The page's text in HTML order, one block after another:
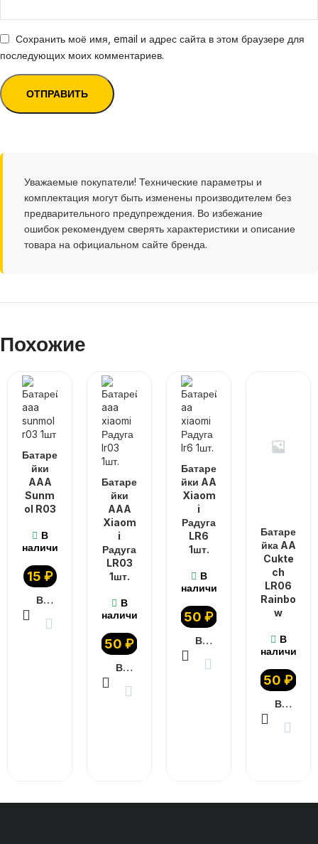
Сохранить моё имя, email и адрес сайта в этом браузере для
последующих моих комментариев.
Уважаемые покупатели! Технические параметры и
комплектация могут быть изменены производителем без
предварительного предупреждения. Во избежание
ошибок рекомендуем сверять характеристики и описание
товара на официальном сайте бренда.
Похожие
Батаре
йки
AAA
Sunm
ol R03
В
наличии
15 ₽
В КОРЗИНУ
Батаре
йки
AAA
Xiaom
i
Радуга
LR03
1шт.
В
наличии
50 ₽
В КОРЗИНУ
Батаре
йки AA
Xiaom
i
Радуга
LR6
1шт.
В
наличии
50 ₽
В КОРЗИНУ
Батаре
йка AA
Cukte
ch
LR06
Rainbo
w
В
наличии
50 ₽
В КОРЗИНУ